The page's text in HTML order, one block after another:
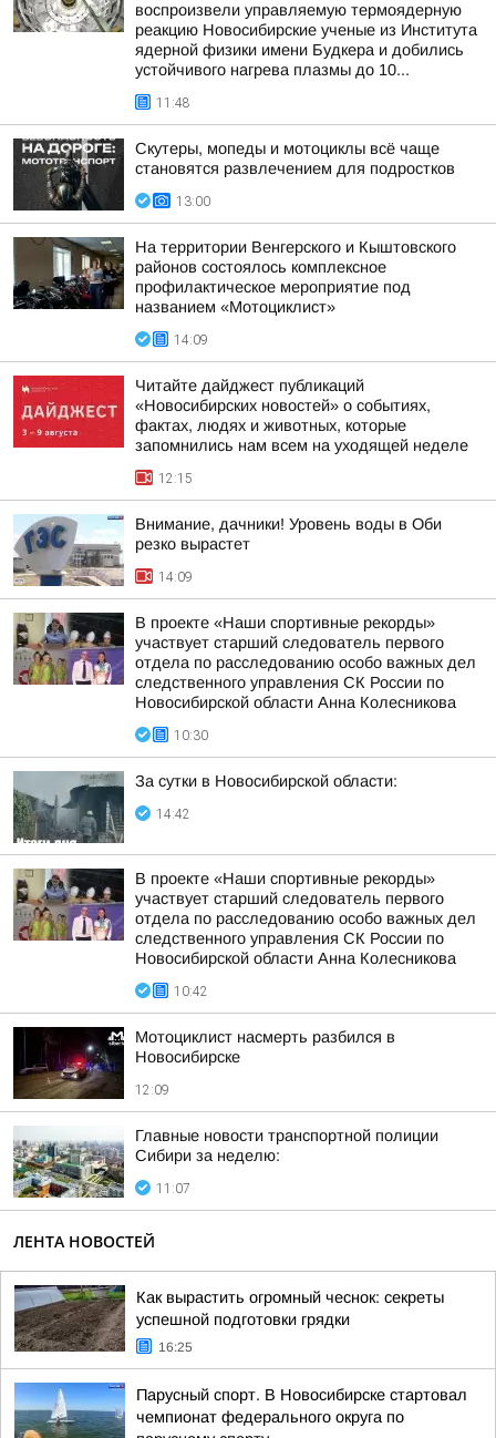
воспроизвели управляемую термоядерную
реакцию Новосибирские ученые из Института
ядерной физики имени Будкера и добились
устойчивого нагрева плазмы до 10...
11:48
Скутеры, мопеды и мотоциклы всё чаще
становятся развлечением для подростков
13:00
На территории Венгерского и Кыштовского
районов состоялось комплексное
профилактическое мероприятие под
названием «Мотоциклист»
14:09
Читайте дайджест публикаций
«Новосибирских новостей» о событиях,
фактах, людях и животных, которые
запомнились нам всем на уходящей неделе
12:15
Внимание, дачники! Уровень воды в Оби
резко вырастет
14:09
В проекте «Наши спортивные рекорды»
участвует старший следователь первого
отдела по расследованию особо важных дел
следственного управления СК России по
Новосибирской области Анна Колесникова
10:30
За сутки в Новосибирской области:
14:42
В проекте «Наши спортивные рекорды»
участвует старший следователь первого
отдела по расследованию особо важных дел
следственного управления СК России по
Новосибирской области Анна Колесникова
10:42
Мотоциклист насмерть разбился в
Новосибирске
12:09
Главные новости транспортной полиции
Сибири за неделю:
11:07
ЛЕНТА НОВОСТЕЙ
Как вырастить огромный чеснок: секреты
успешной подготовки грядки
16:25
Парусный спорт. В Новосибирске стартовал
чемпионат федерального округа по